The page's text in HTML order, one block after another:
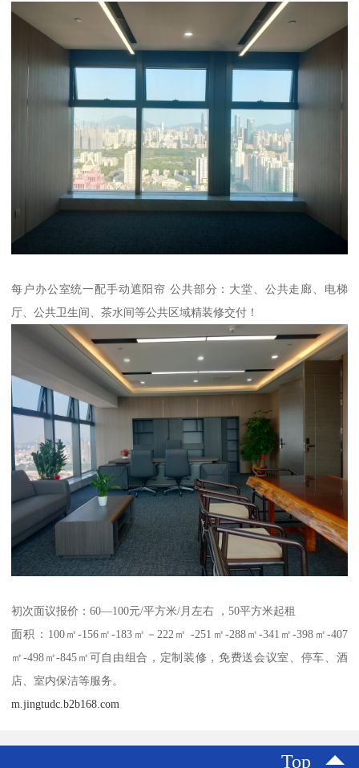
每户办公室统一配手动遮阳帘 公共部分：大堂、公共走廊、电梯
厅、公共卫生间、茶水间等公共区域精装修交付！
初次面议报价：60—100元/平方米/月左右 ，50平方米起租
面积：100㎡-156㎡-183㎡－222㎡ -251㎡-288㎡-341㎡-398㎡-407
㎡-498㎡-845㎡可自由组合，定制装修，免费送会议室、停车、酒
店、室内保洁等服务。
m.jingtudc.b2b168.com
Top